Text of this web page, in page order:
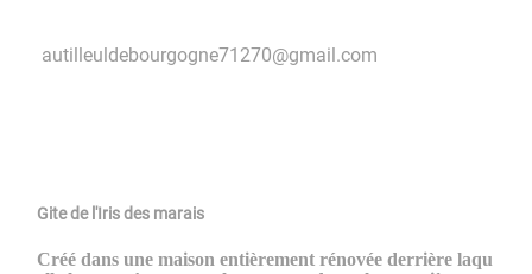
autilleuldebourgogne71270@gmail.com
Gite de l'Iris des marais
Créé dans une maison entièrement rénovée derrière laqu